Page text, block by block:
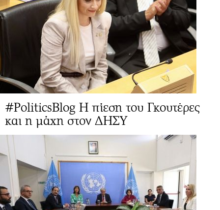
#PoliticsBlog Η πίεση του Γκουτέρες
και η μάχη στον ΔΗΣΥ